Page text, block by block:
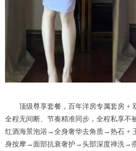
顶级尊享套餐，百年洋房专属套房 +
全程无间断、节奏精准同步，全程私享不
红酒海景泡浴→全身奢华去角质→热石 +
身按摩→面部抗衰奢护→头部深度禅洗→